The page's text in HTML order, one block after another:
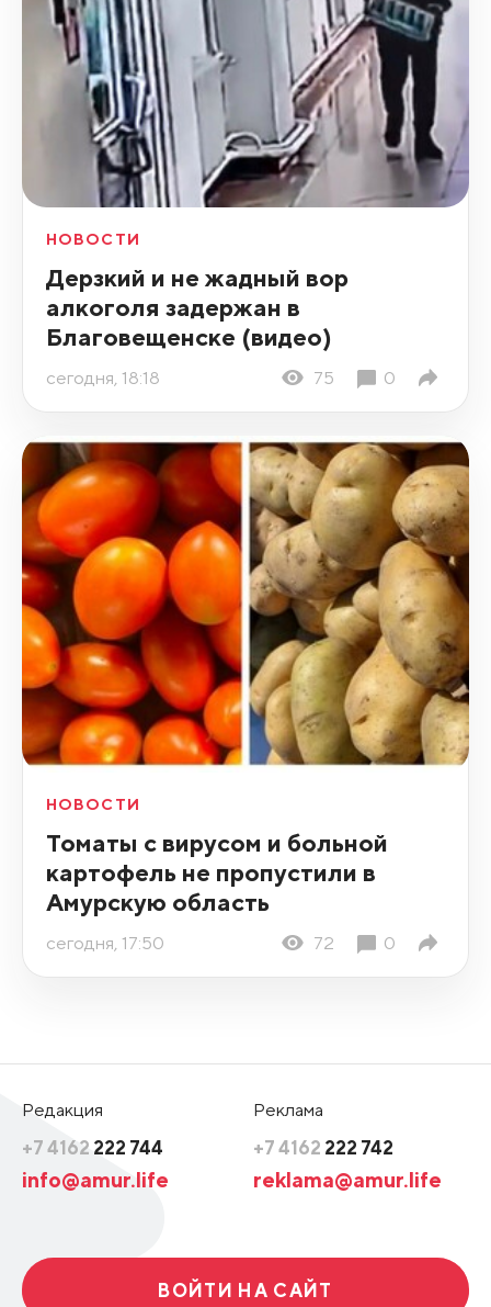
НОВОСТИ
Дерзкий и не жадный вор
алкоголя задержан в
Благовещенске (видео)
сегодня, 18:18 75 0
НОВОСТИ
Томаты с вирусом и больной
картофель не пропустили в
Амурскую область
сегодня, 17:50 72 0
Редакция
+7 4162 222 744
info@amur.life
Реклама
+7 4162 222 742
reklama@amur.life
ВОЙТИ НА САЙТ